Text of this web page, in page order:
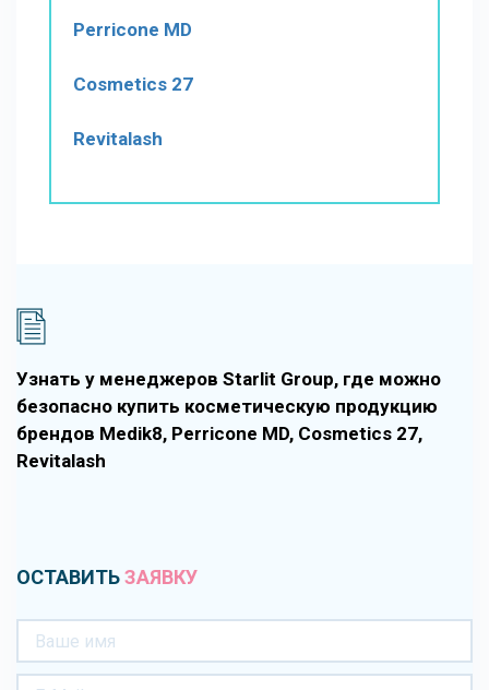
Perricone MD
Cosmetics 27
Revitalash
Узнать у менеджеров Starlit Group, где можно
безопасно купить косметическую продукцию
брендов Medik8, Perricone MD, Cosmetics 27,
Revitalash
ОСТАВИТЬЗАЯВКУ